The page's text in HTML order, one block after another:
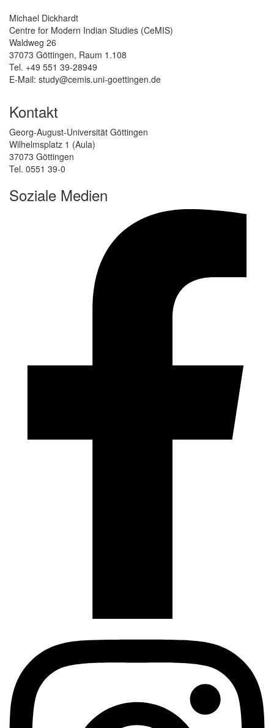
Michael Dickhardt
Centre for Modern Indian Studies (CeMIS)
Waldweg 26
37073 Göttingen, Raum 1.108
Tel. +49 551 39-28949
E-Mail: study@cemis.uni-goettingen.de
Kontakt
Georg-August-Universität Göttingen
Wilhelmsplatz 1 (Aula)
37073 Göttingen
Tel. 0551 39-0
Soziale Medien